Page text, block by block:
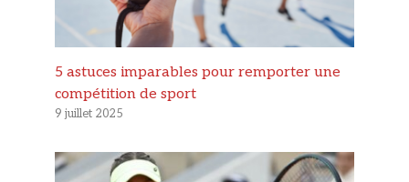
5 astuces imparables pour remporter une
compétition de sport
9 juillet 2025